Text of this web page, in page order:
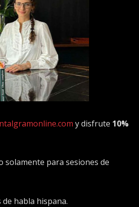
y disfrute 10%
solamente para sesiones de
habla hispana.